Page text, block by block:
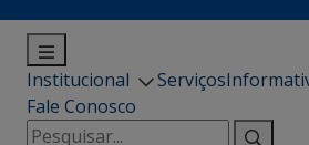
Institucional Serviços
Fale Conosco
Pesquisar